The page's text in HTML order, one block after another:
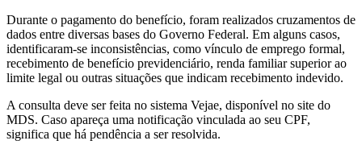
Durante o pagamento do benefício, foram realizados cruzamentos de
dados entre diversas bases do Governo Federal. Em alguns casos,
identificaram-se inconsistências, como vínculo de emprego formal,
recebimento de benefício previdenciário, renda familiar superior ao
limite legal ou outras situações que indicam recebimento indevido.
A consulta deve ser feita no sistema Vejae, disponível no site do
MDS. Caso apareça uma notificação vinculada ao seu CPF,
significa que há pendência a ser resolvida.